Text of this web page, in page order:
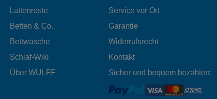
Lattenroste
Betten & Co.
Bettwäsche
Schlaf-Wiki
Über WULFF
Service vor Ort
Garantie
Widerrufsrecht
Kontakt
Sicher und bequem bezahlen: